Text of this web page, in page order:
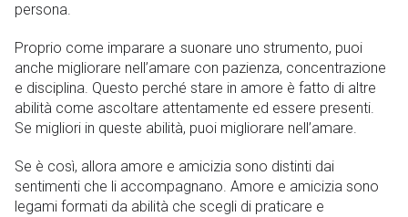
persona.
Proprio come imparare a suonare uno strumento, puoi
anche migliorare nell’amare con pazienza, concentrazione
e disciplina. Questo perché stare in amore è fatto di altre
abilità come ascoltare attentamente ed essere presenti.
Se migliori in queste abilità, puoi migliorare nell’amare.
Se è così, allora amore e amicizia sono distinti dai
sentimenti che li accompagnano. Amore e amicizia sono
legami formati da abilità che scegli di praticare e